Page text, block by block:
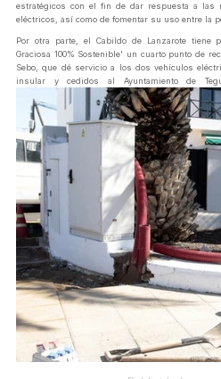
estratégicos con el fin de dar respuesta a las
eléctricos, así como de fomentar su uso entre la
Por otra parte, el Cabildo de Lanzarote tiene
Graciosa 100% Sostenible' un cuarto punto de
Sebo, que dé servicio a los dos vehículos
insular y cedidos al Ayuntamiento de